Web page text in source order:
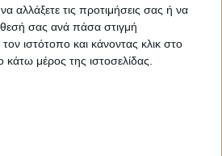
αλλάξετε τις προτιμήσεις σας ή να
σας ανά πάσα στιγμή
ιστότοπο και κάνοντας κλικ στο
μέρος της ιστοσελίδας.